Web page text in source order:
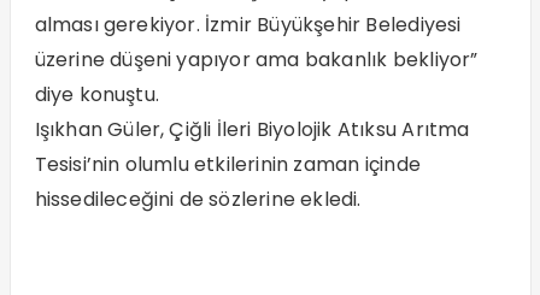
alması gerekiyor. İzmir Büyükşehir Belediyesi
üzerine düşeni yapıyor ama bakanlık bekliyor”
diye konuştu.
Işıkhan Güler, Çiğli İleri Biyolojik Atıksu Arıtma
Tesisi’nin olumlu etkilerinin zaman içinde
hissedileceğini de sözlerine ekledi.